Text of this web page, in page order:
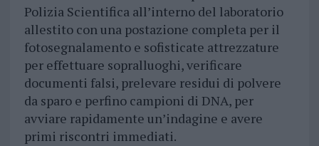
Polizia Scientifica all’interno del laboratorio
allestito con una postazione completa per il
fotosegnalamento e sofisticate attrezzature
per effettuare sopralluoghi, verificare
documenti falsi, prelevare residui di polvere
da sparo e perfino campioni di DNA, per
avviare rapidamente un’indagine e avere
primi riscontri immediati.